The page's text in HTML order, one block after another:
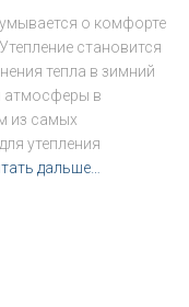
о комфорте
становится
тепла в зимний
атмосферы в
из самых
утепления
дальше…